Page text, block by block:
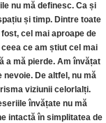
nu mă definesc. Ca și
și timp. Dintre toate
cel mai aproape de
ce am știut cel mai
a mă pierde. Am învățat
De altfel, nu mă
viziunii celorlalți.
învățate nu mă
intactă în simplitatea de